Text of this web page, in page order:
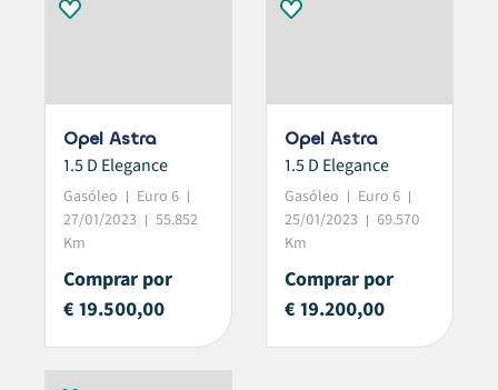
Opel Astra
1.5 D Elegance
Gasóleo
Euro 6
27/01/2023
55.852
Km
Comprar por
€ 19.500,00
Opel Astra
1.5 D Elegance
Gasóleo
Euro 6
25/01/2023
69.570
Km
Comprar por
€ 19.200,00